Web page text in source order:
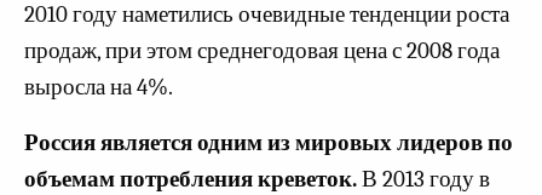
2010 году наметились очевидные тенденции роста
продаж, при этом среднегодовая цена с 2008 года
выросла на 4%.
Россия является одним из мировых лидеров по
объемам потребления креветок.В 2013 году в